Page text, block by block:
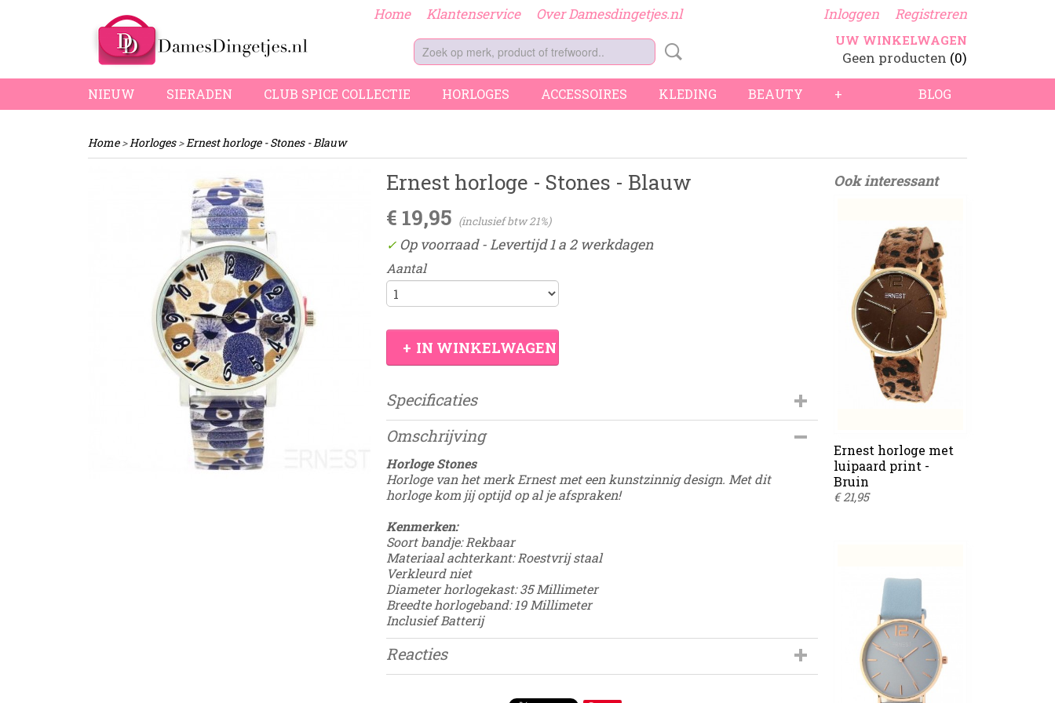
Home Klantenservice Over Damesdingetjes.nl Inloggen Registreren
UW WINKELWAGEN
Geen producten (0)
BLOG
NIEUW SIERADEN CLUB SPICE COLLECTIE HORLOGES ACCESSOIRES KLEDING BEAUTY +
Home>Horloges>Ernest horloge - Stones - Blauw
Ernest horloge - Stones - Blauw
€ 19,95 (inclusief btw 21%)
✓ Op voorraad- Levertijd 1 a 2 werkdagen
Aantal
IN WINKELWAGEN
Specificaties
Productcode
Omschrijving
Horloge Stones
Horloge van het merk Ernest met een kunstzinnig design. Met dit
horloge kom jij optijd op al je afspraken!
Kenmerken:
Soort bandje: Rekbaar
Materiaal achterkant: Roestvrij staal
Verkleurd niet
Diameter horlogekast: 35 Millimeter
Breedte horlogeband: 19 Millimeter
Inclusief Batterij
Reacties
Ook interessant
Ernest horloge met
luipaard print -
Bruin
€ 21,95